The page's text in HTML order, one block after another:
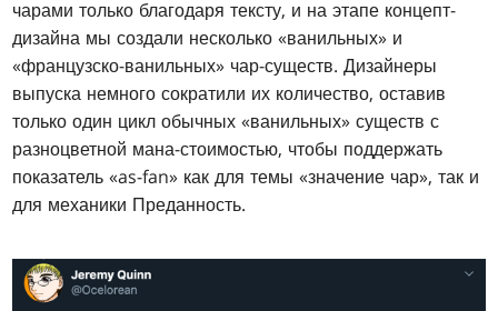
чарами только благодаря тексту, и на этапе концепт-
дизайна мы создали несколько «ванильных» и
«французско-ванильных» чар-существ. Дизайнеры
выпуска немного сократили их количество, оставив
только один цикл обычных «ванильных» существ с
разноцветной мана-стоимостью, чтобы поддержать
показатель «as-fan» как для темы «значение чар», так и
для механики Преданность.